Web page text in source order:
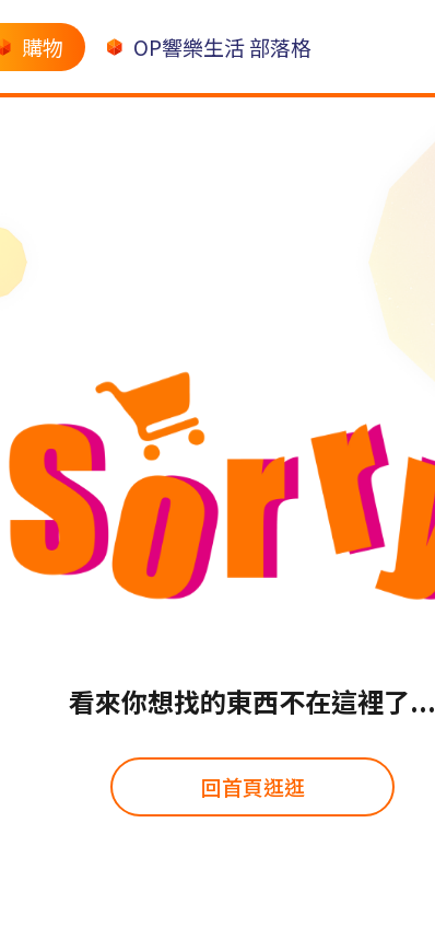
購物 OP響樂生活 部落格
看來你想找的東西不在這裡了...
回首頁逛逛